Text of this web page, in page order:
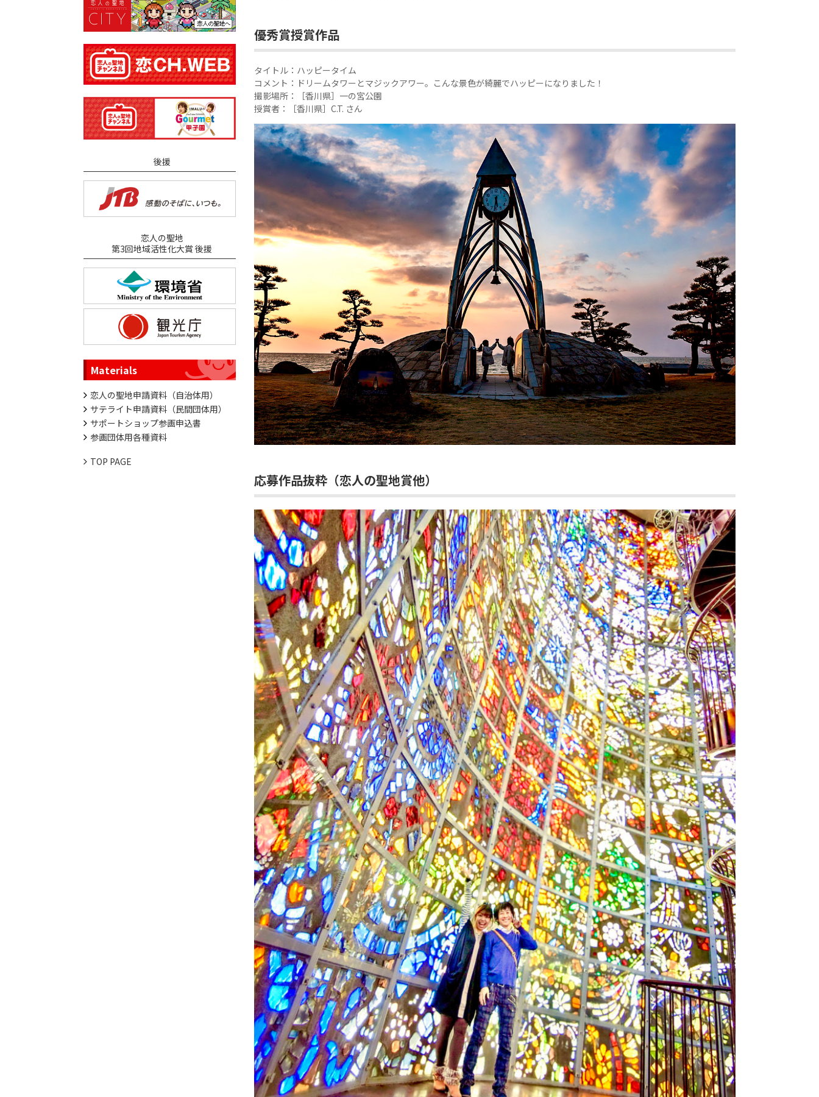
優秀賞授賞作品
タイトル：ハッピータイム
コメント：ドリームタワーとマジックアワー。こんな景色が綺麗でハッピーになりました！
撮影場所：［香川県］一の宮公園
授賞者：［香川県］C.T. さん
応募作品抜粋（恋人の聖地賞他）
後援
恋人の聖地
第3回地域活性化大賞 後援
Materials
恋人の聖地申請資料（自治体用）
サテライト申請資料（民間団体用）
サポートショップ参画申込書
参画団体用各種資料
TOP PAGE